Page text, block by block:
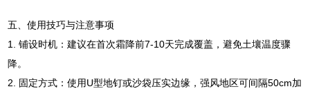
五、使用技巧与注意事项
1. 铺设时机：建议在首次霜降前7-10天完成覆盖，避免土壤温度骤
降。
2. 固定方式：使用U型地钉或沙袋压实边缘，强风地区可间隔50cm加